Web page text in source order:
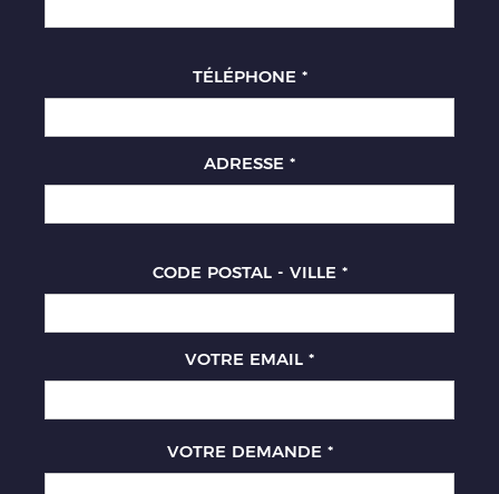
TÉLÉPHONE *
ADRESSE *
CODE POSTAL - VILLE *
VOTRE EMAIL *
VOTRE DEMANDE *